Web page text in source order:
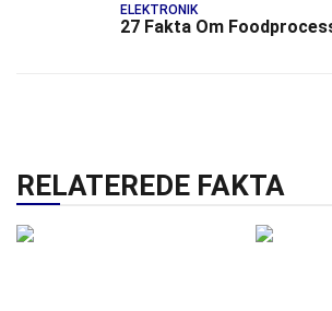
ELEKTRONIK
27 Fakta Om
RELATEREDE FAKTA